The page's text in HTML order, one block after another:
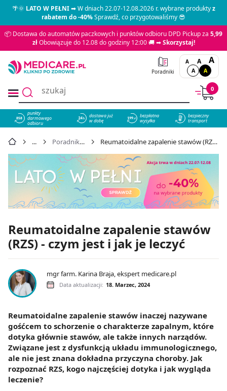
🌴🌞LATO W PEŁNI➡ W dniach 22.07-12.08.2026 r. wybrane produktyz
rabatem do -40%Sprawdź, co przygotowaliśmy 😎
📦 Dostawa do automatów paczkowych i punktów odbioru DPD Pickup za 5,99
złObowiązuje do 12.08 do godziny 12:00 🚚 ➡Skorzystaj!
Poradniki
A A A
A A
0
858
punkty
darmowego
odbioru
dostawa już
w dobę
bezpłatna
wysyłka
bezpieczny
transport
Poradniki Medicare Reumatoidalne zapalenie stawów (RZS) - czym jest i jak je leczyć
Reumatoidalne zapalenie stawów
(RZS) - czym jest i jak je leczyć
mgr farm. Karina Braja, ekspert medicare.pl
Data aktualizacji: 18. Marzec, 2024
Reumatoidalne zapalenie stawów inaczej nazywane
gośćcem to schorzenie o charakterze zapalnym, które
dotyka głównie stawów, ale także innych narządów.
Związane jest z dysfunkcją układu immunologicznego,
ale nie jest znana dokładna przyczyna choroby. Jak
rozpoznać RZS, kogo najczęściej dotyka i jak wygląda
leczenie?